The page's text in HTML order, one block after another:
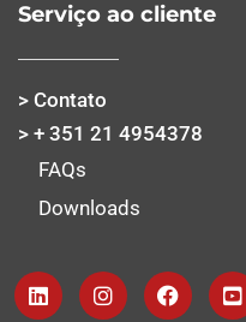
Serviço ao cliente
> Contato
> + 351 21 4954378
FAQs
Downloads